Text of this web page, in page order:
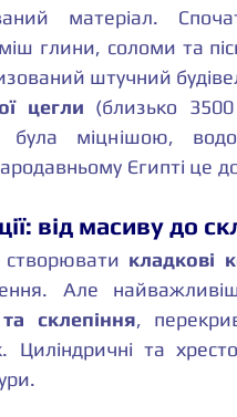
матеріал.
глини, соломи та
штучний
цегли (близько
міцнішою,
Єгипті це
від масиву до
кладкові
Але
склепіння,
Циліндричні та